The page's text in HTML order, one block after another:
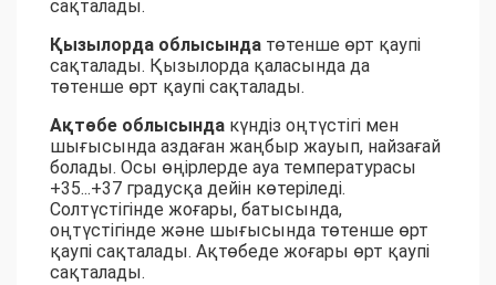
сақталады.
Қызылорда облысында төтенше өрт қаупі
сақталады. Қызылорда қаласында да
төтенше өрт қаупі сақталады.
Ақтөбе облысында күндіз оңтүстігі мен
шығысында аздаған жаңбыр жауып, найзағай
болады. Осы өңірлерде ауа температурасы
+35...+37 градусқа дейін көтеріледі.
Солтүстігінде жоғары, батысында,
оңтүстігінде және шығысында төтенше өрт
қаупі сақталады. Ақтөбеде жоғары өрт қаупі
сақталады.